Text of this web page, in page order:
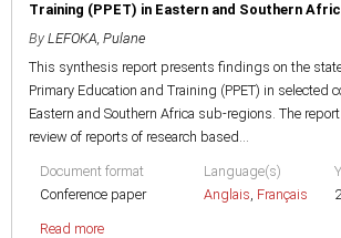
Training (PPET) in Eastern and Southern
By LEFOKA, Pulane
This synthesis report presents findings on the
Primary Education and Training (PPET) in selected
Eastern and Southern Africa sub-regions. The
review of reports of research based...
Document format
Conference paper
Language(s)
Anglais, Français
Read more